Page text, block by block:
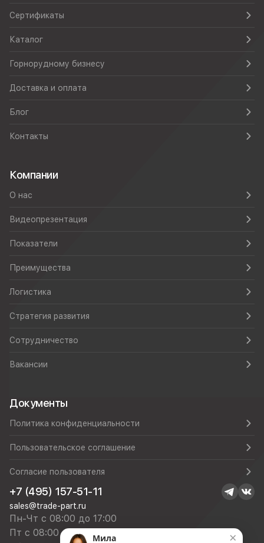
Сертификаты
Каталог
Горнорудному бизнесу
Доставка и оплата
Блог
Контакты
Компании
О нас
Видеопрезентация
Показатели
Преимущества
Логистика
Стратегия развития
Сотрудничество
Вакансии
Документы
Политика конфиденциальности
Пользовательское соглашение
Согласие пользователя
+7 (495) 157-51-11
sales@trade-part.ru
Пн-Чт с 08:00 до 17:00
Пт с 08:00 до 16:00
×
Мила